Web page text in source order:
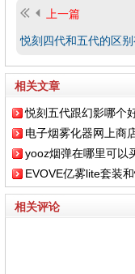
上一篇
悦刻四代和五代的区
相关文章
悦刻五代跟幻影哪个
电子烟雾化器网上商
yooz烟弹在哪里可以
EVOVE亿雾lite套装
比较好
相关评论